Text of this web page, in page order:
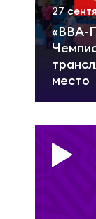
«ВВА-
место
27